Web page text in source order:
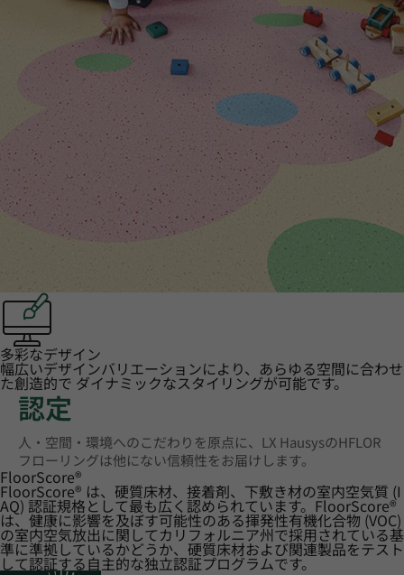
多彩なデザイン
幅広いデザインバリエーションにより、あらゆる空間に合わせ
た創造的で ダイナミックなスタイリングが可能です。
認定
人・空間・環境へのこだわりを原点に、LX HausysのHFLOR
フローリングは他にない信頼性をお届けします。
FloorScore®
FloorScore® は、硬質床材、接着剤、下敷き材の室内空気質 (I
AQ) 認証規格として最も広く認められています。FloorScore®
は、健康に影響を及ぼす可能性のある揮発性有機化合物 (VOC)
の室内空気放出に関してカリフォルニア州で採用されている基
準に準拠しているかどうか、硬質床材および関連製品をテスト
して認証する自主的な独立認証プログラムです。